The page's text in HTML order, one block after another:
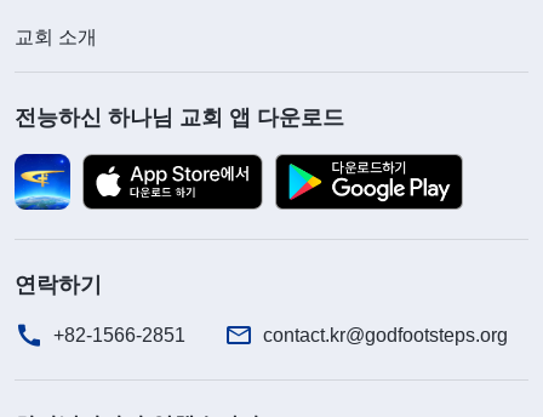
교회 소개
전능하신 하나님 교회 앱 다운로드
연락하기
+82-1566-2851 contact.kr@godfootsteps.org